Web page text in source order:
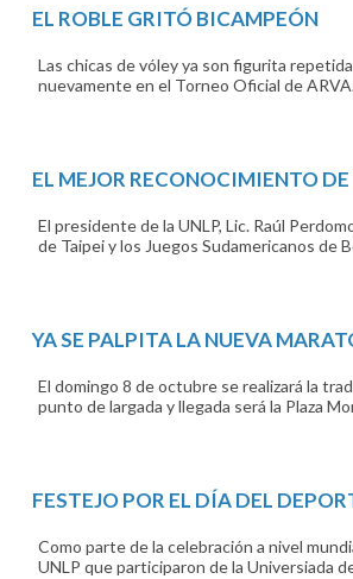
EL ROBLE GRITÓ BICAMPEÓN
Las chicas de vóley ya son figurita
nuevamente en el Torneo Oficial de
EL MEJOR RECONOCIMIENTO
El presidente de la UNLP, Lic. Raúl
de Taipei y los Juegos Sudamericanos de
YA SE PALPITA LA NUEVA
El domingo 8 de octubre se realizará la
punto de largada y llegada será la Plaza
FESTEJO POR EL DÍA DEL
Como parte de la celebración a nivel
UNLP que participaron de la Universiada